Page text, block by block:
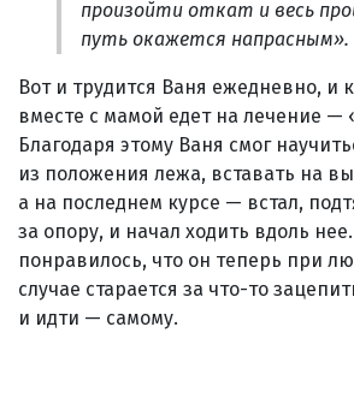
произойти откат и весь
путь окажется напрасным».
Вот и трудится Ваня ежедневно, и
вместе с мамой едет на лечение —
Благодаря этому Ваня смог
из положения лежа, вставать на
а на последнем курсе — встал,
за опору, и начал ходить вдоль
понравилось, что он теперь при
случае старается за что-то
и идти — самому.